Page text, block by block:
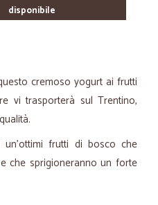
disponibile
cremoso yogurt ai frutti
vi trasporterà sul Trentino,
un'ottimi frutti di bosco che
che sprigioneranno un forte